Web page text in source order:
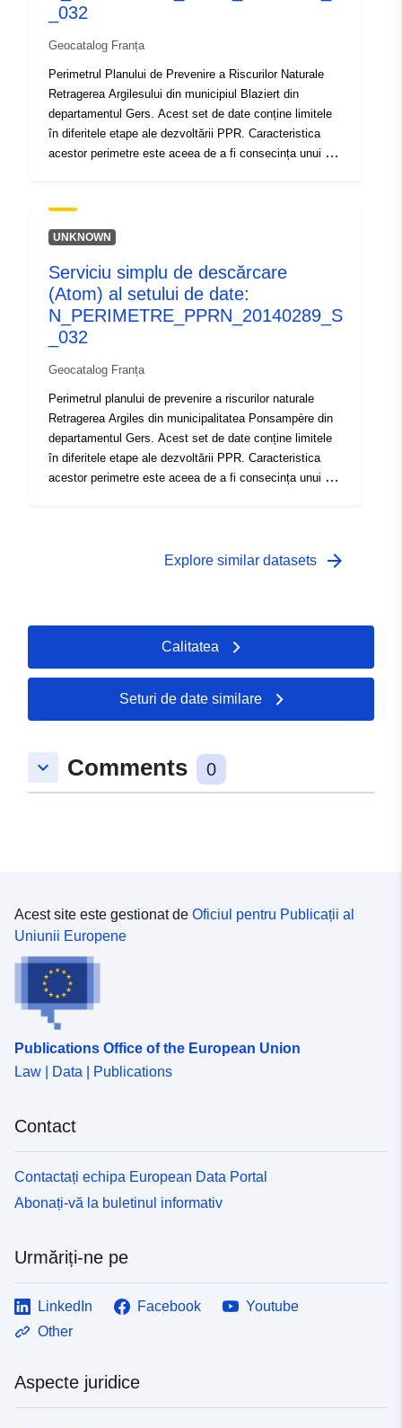
Argiles din municipiul Lalanne din departamentul Gers.
Acest set de date conține limitele în diferitele etape ale
dezvoltării PPR. Caracteristica acestor perimetre este
aceea de a fi consecința unui act oficial și de a produce
efecte de la o dată determinată. Acesta este:- perimetrul
prescris stabilit într-un ordin de prescripție al PPR;-
perimetrul de expunere la risc care corespunde
perimetrului reglementat de RPP aprobat, acest
au fost studiate pericolele.
_032
Geocatalog Franța
Perimetrul Planului de Prevenire a Riscurilor Naturale
Retragerea Argilesului din municipiul Blaziert din
departamentul Gers. Acest set de date conține limitele
în diferitele etape ale dezvoltării PPR. Caracteristica
acestor perimetre este aceea de a fi consecința unui act
prescripție al PPR;- perimetrul de expunere la risc care
corespunde perimetrului reglementat de RPP aprobat,
domeniul de aplicare al studiului care corespunde
anvelopei în care au fost studiate pericolele.
UNKNOWN
Serviciu simplu de descărcare
(Atom) al setului de date:
N_PERIMETRE_PPRN_20140289_S
_032
Geocatalog Franța
Perimetrul planului de prevenire a riscurilor naturale
Retragerea Argiles din municipalitatea Ponsampère din
departamentul Gers. Acest set de date conține limitele
în diferitele etape ale dezvoltării PPR. Caracteristica
acestor perimetre este aceea de a fi consecința unui act
corespunde perimetrului reglementat de RPP aprobat,
Explore similar datasets arrow_forward
Calitatea
Seturi de date similare
keyboard_arrow_down Comments 0
Acest site este gestionat de Oficiul pentru Publicații al
Uniunii Europene
Publications Office of the European Union
Law | Data | Publications
Contact
Contactați echipa European Data Portal
Abonați-vă la buletinul informativ
Urmăriți-ne pe
LinkedIn Facebook
Youtube
Other
Aspecte juridice